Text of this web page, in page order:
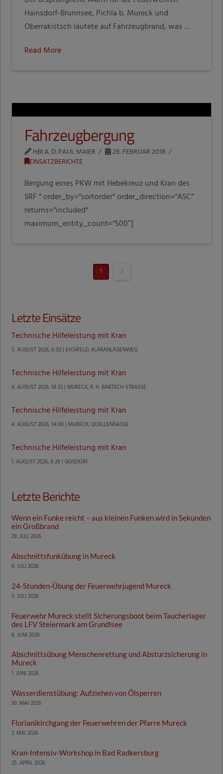
Hainsdorf-Brunnsee, Pichla b. Mureck und
Oberrakistsch lautete auf Fahrzeugbrand, was …
Read More
Fahrzeugbergung
HBI A. D. PAUL MAIER
28. FEBRUAR 2018
EINSATZBERICHTE
Bergung eines PKW mit Hebekreuz und Kran des
SRF “ order_by=“sortorder“ order_direction=“ASC“
returns=“included“
maximum_entity_count=“500″]
1 2
Letzte Einsätze
Technische Hilfeleistung mit Kran
5. AUGUST 2026, 6:02 | EICHFELD, KLÄRANLAGENWEG
Technische Hilfeleistung mit Kran
4. AUGUST 2026, 18:32 | MURECK, R. H. BARTSCH-STRASSE
Technische Hilfeleistung mit Kran
4. AUGUST 2026, 14:00 | MURECK, QUELLENGASSE
Technische Hilfeleistung mit Kran
1. AUGUST 2026, 8:29 | GOSDORF
Letzte Berichte
Wenn ein Funke reicht – aus kleinen Funken wird in Sekunden
ein Großbrand
29. JULI 2026
Abschnittsfunkübung in Mureck
6. JULI 2026
24-Stunden-Übung der Feuerwehrjugend Mureck
5. JULI 2026
Feuerwehr Mureck stellt Sicherungsboot beim Taucherlager
des LFV Steiermark am Grundlsee
6. JUNI 2026
Abschnittsübung Menschenrettung und Absturzsicherung in
Mureck
1. JUNI 2026
Wasserdienstübung: Aufziehen von Ölsperren
30. MAI 2026
Florianikirchgang der Feuerwehren der Pfarre Mureck
3. MAI 2026
Kran-Intensiv-Workshop in Bad Radkersburg
25. APRIL 2026